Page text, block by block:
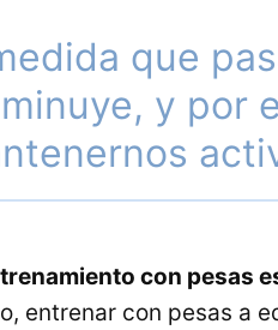
que
y por
con pesas
entrenar con pesas a